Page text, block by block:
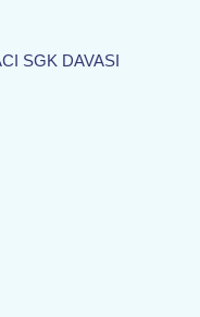
SGK DAVASI